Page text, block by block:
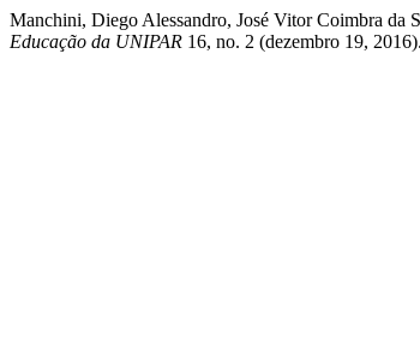
Manchini, Diego Alessandro, José Vitor Coimbra
Educação da UNIPAR 16, no. 2 (dezembro 19,